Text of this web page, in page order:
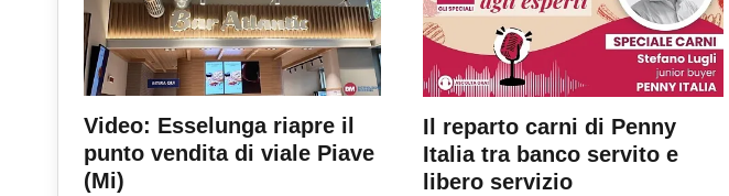
Video: Esselunga riapre il
punto vendita di viale Piave
(Mi)
Il reparto carni di Penny
Italia tra banco servito e
libero servizio